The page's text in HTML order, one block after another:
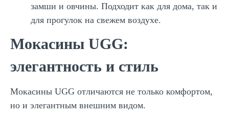
замши и овчины. Подходит как для дома, так и
для прогулок на свежем воздухе.
Мокасины UGG:
элегантность и стиль
Мокасины UGG отличаются не только комфортом,
но и элегантным внешним видом.